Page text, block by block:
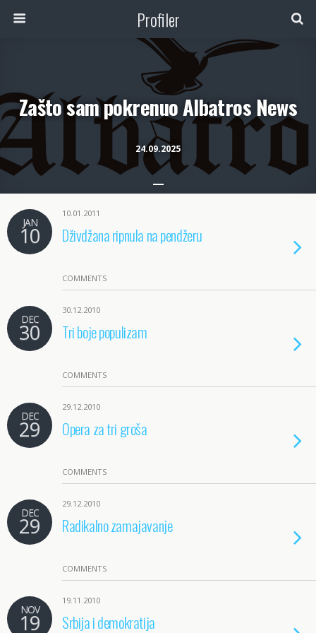
Profiler
24.09.2025
Zašto sam pokrenuo Albatros News
JAN
10
10.01.2011
Dživdžana ripnula na pendžeru
COMMENTS
DEC
30
30.12.2010
Tri boje populizam
COMMENTS
DEC
29
29.12.2010
Opera za tri groša
COMMENTS
DEC
29
29.12.2010
Radikalno zamajavanje
COMMENTS
NOV
19
19.11.2010
Srbija i demokratija